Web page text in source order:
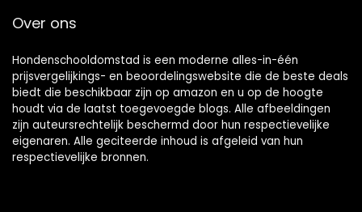
Over ons
Hondenschooldomstad is een moderne alles-in-één
prijsvergelijkings- en beoordelingswebsite die de beste deals
biedt die beschikbaar zijn op amazon en u op de hoogte
houdt via de laatst toegevoegde blogs. Alle afbeeldingen
zijn auteursrechtelijk beschermd door hun respectievelijke
eigenaren. Alle geciteerde inhoud is afgeleid van hun
respectievelijke bronnen.